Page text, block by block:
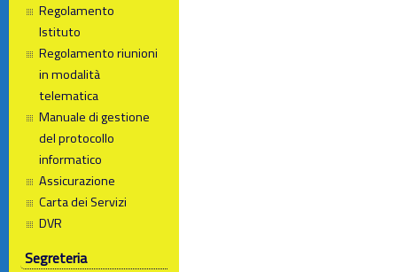
Regolamento
Istituto
Regolamento riunioni
in modalità
telematica
Manuale di gestione
del protocollo
informatico
Assicurazione
Carta dei Servizi
DVR
Segreteria